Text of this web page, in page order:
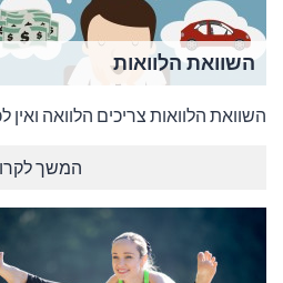
השוואת הלוואות
השוואת הלוואות צריכים הלוואה ואין
המשך